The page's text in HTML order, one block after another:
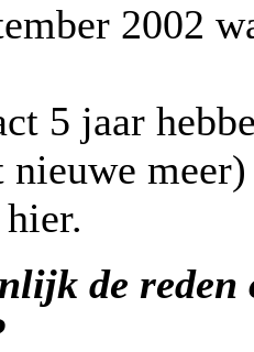
2002
5 jaar
de